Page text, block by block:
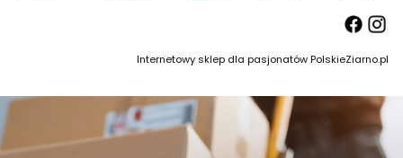
Internetowy sklep dla pasjonatów PolskieZiarno.pl